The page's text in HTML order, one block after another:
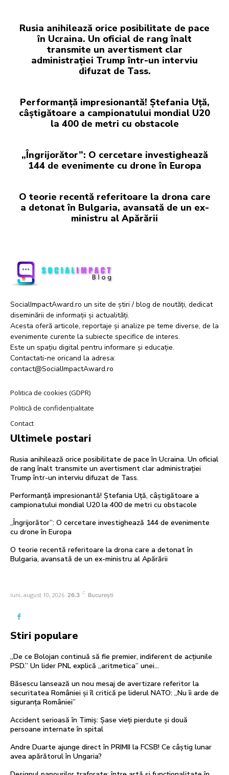
Rusia anihilează orice posibilitate de pace
în Ucraina. Un oficial de rang înalt
transmite un avertisment clar
administrației Trump într-un interviu
difuzat de Tass.
Performanță impresionantă! Ștefania Uță,
câștigătoare a campionatului mondial U20
la 400 de metri cu obstacole
„Îngrijorător”: O cercetare investighează
144 de evenimente cu drone în Europa
O teorie recentă referitoare la drona care
a detonat în Bulgaria, avansată de un ex-
ministru al Apărării
SocialImpactAward.ro un site de știri / blog de noutăți, dedicat
diseminării de informații și actualități.
Acesta oferă articole, reportaje și analize pe teme diverse, de la
evenimente curente la subiecte specifice de interes.
Este un spațiu digital pentru informare și educație.
Contactati-ne oricand la adresa:
contact@SocialImpactAward.ro
Politica de cookies (GDPR)
Politică de confidențialitate
Contact
Ultimele postari
Rusia anihilează orice posibilitate de pace în Ucraina. Un oficial
de rang înalt transmite un avertisment clar administrației
Trump într-un interviu difuzat de Tass.
Performanță impresionantă! Ștefania Uță, câștigătoare a
campionatului mondial U20 la 400 de metri cu obstacole
„Îngrijorător”: O cercetare investighează 144 de evenimente
cu drone în Europa
O teorie recentă referitoare la drona care a detonat în
Bulgaria, avansată de un ex-ministru al Apărării
luni, august 10, 2026 26.3 C București
Stiri populare
„De ce Bolojan continuă să fie premier, indiferent de acțiunile
PSD.” Un lider PNL explică „aritmetica” unei…
Băsescu lansează un nou mesaj de avertizare referitor la
securitatea României și îl critică pe liderul NATO: „Nu îi arde de
siguranța României”
Accident serioasă în Timiș: Șase vieți pierdute și două
persoane internate în spital
Andre Duarte ajunge direct în PRIMII la FCSB! Ce câștig lunar
avea apărătorul în Ungaria?